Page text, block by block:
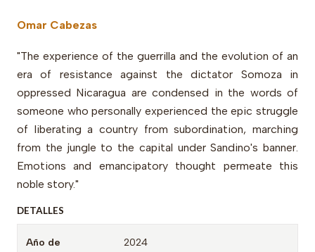
Omar Cabezas
"The experience of the guerrilla and the evolution of an
era of resistance against the dictator Somoza in
oppressed Nicaragua are condensed in the words of
someone who personally experienced the epic struggle
of liberating a country from subordination, marching
from the jungle to the capital under Sandino's banner.
Emotions and emancipatory thought permeate this
noble story."
DETALLES
Año de
2024